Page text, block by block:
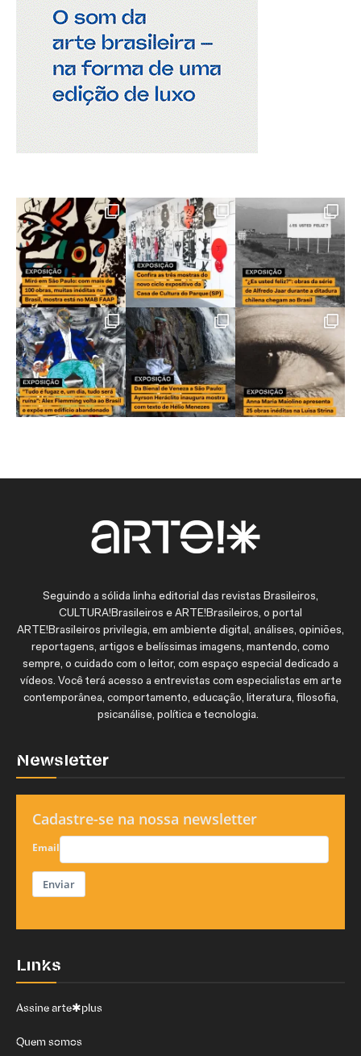
Seguindo a sólida linha editorial das revistas Brasileiros,
CULTURA!Brasileiros e ARTE!Brasileiros, o portal
ARTE!Brasileiros privilegia, em ambiente digital, análises, opiniões,
reportagens, artigos e belíssimas imagens, mantendo, como
sempre, o cuidado com o leitor, com espaço especial dedicado a
vídeos. Você terá acesso a entrevistas com especialistas em arte
contemporânea, comportamento, educação, literatura, filosofia,
psicanálise, política e tecnologia.
Newsletter
Cadastre-se na nossa newsletter
Email
Enviar
Links
Assine arte✱plus
Quem somos